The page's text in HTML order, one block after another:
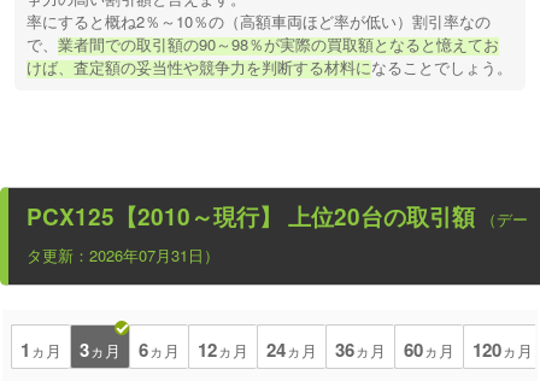
率にすると概ね2％～10％の（高額車両ほど率が低い）割引率なの
で、業者間での取引額の90～98％が実際の買取額となると憶えてお
けば、査定額の妥当性や競争力を判断する材料になることでしょう。
PCX125【2010～現行】 上位20台の取引額
（デー
タ更新：2026年07月31日）
1 ヵ月 3ヵ月 6ヵ月 12ヵ月 24ヵ月 36ヵ月 60ヵ月 120ヵ月